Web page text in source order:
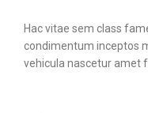
Hac vitae sem class
condimentum inceptos
vehicula nascetur amet